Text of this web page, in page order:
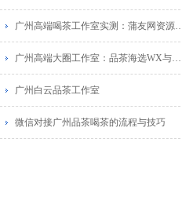
广州高端喝茶工作室实测：蒲友网资源与葵花蒲点网对比
广州高端大圈工作室：品茶海选WX与佛山蒲典网广告推荐
广州白云品茶工作室
微信对接广州品茶喝茶的流程与技巧